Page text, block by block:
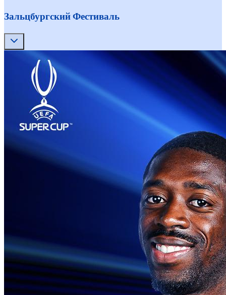
Зальцбургский Фестиваль